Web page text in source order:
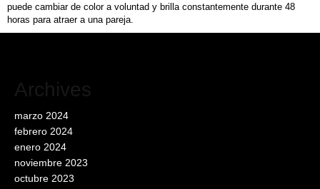
puede cambiar de color a voluntad y brilla constantemente durante 48
horas para atraer a una pareja.
Archives
marzo 2024
febrero 2024
enero 2024
noviembre 2023
octubre 2023